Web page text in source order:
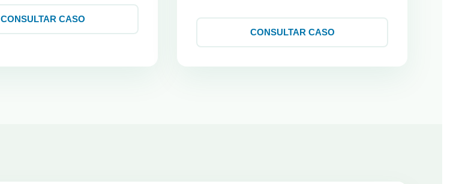
CONSULTAR CASO
CONSULTAR CASO